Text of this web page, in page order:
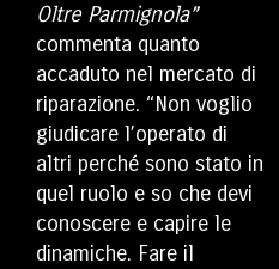
Oltre Parmignola”
commenta quanto
accaduto nel mercato di
riparazione. “Non voglio
giudicare l’operato di
altri perché sono stato in
quel ruolo e so che devi
conoscere e capire le
dinamiche. Fare il